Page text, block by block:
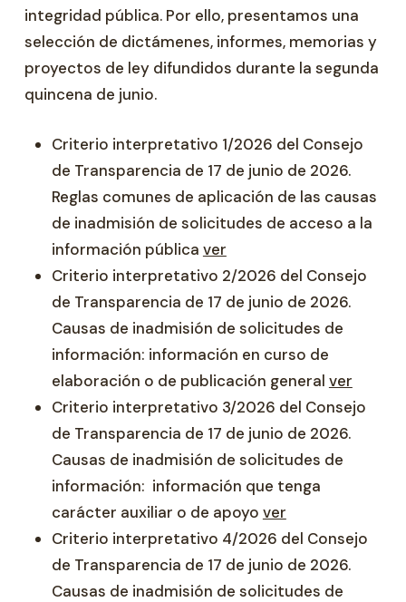
integridad pública. Por ello, presentamos una
selección de dictámenes, informes, memorias y
proyectos de ley difundidos durante la segunda
quincena de junio.
Criterio interpretativo 1/2026 del Consejo
de Transparencia de 17 de junio de 2026.
Reglas comunes de aplicación de las causas
de inadmisión de solicitudes de acceso a la
información pública ver
Criterio interpretativo 2/2026 del Consejo
de Transparencia de 17 de junio de 2026.
Causas de inadmisión de solicitudes de
información: información en curso de
elaboración o de publicación general ver
Criterio interpretativo 3/2026 del Consejo
de Transparencia de 17 de junio de 2026.
Causas de inadmisión de solicitudes de
información: información que tenga
carácter auxiliar o de apoyo ver
Criterio interpretativo 4/2026 del Consejo
de Transparencia de 17 de junio de 2026.
Causas de inadmisión de solicitudes de